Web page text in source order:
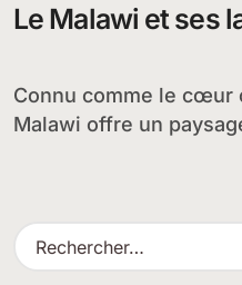
Le Malawi et ses
Connu comme le cœur chaud de l’Afrique, le
Malawi offre un
R
e